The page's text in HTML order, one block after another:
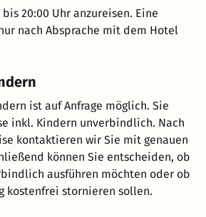
20:00 Uhr anzureisen. Eine
nach Absprache mit dem Hotel
ist auf Anfrage möglich. Sie
inkl. Kindern unverbindlich. Nach
kontaktieren wir Sie mit genauen
können Sie entscheiden, ob
ausführen möchten oder ob
kostenfrei stornieren sollen.